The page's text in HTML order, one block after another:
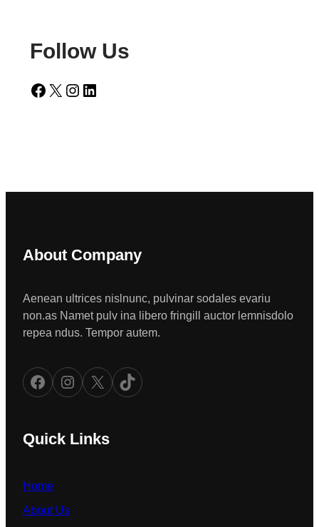
Follow Us
Facebook X Instagram LinkedIn
About Company
Aenean ultrices nislnunc, pulvinar sodales evariu
non.as Namet pulv ina libero fringill auctor lemnisdolo
repea ndus. Tempor autem.
Facebook Instagram X TikTok
Quick Links
Home
About Us